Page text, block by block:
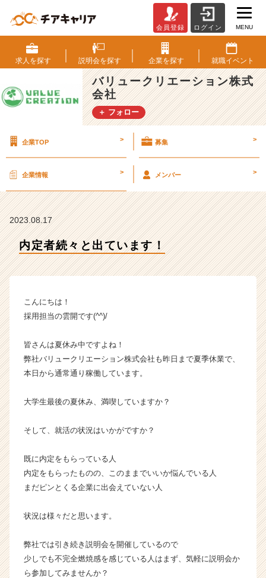
定
者
続々
と
出
て
い
【バ
ー
ー
シ
会
の
タ
イ
イ
|
ン
チ
ャ
ー・
長
業
か
ら
会員登録 ログイン MENU
求人を探す 説明会を探す 企業を探す 就職イベント
バリュークリエーション株式
会社
＋ フォロー
企業TOP > 募集 >
企業情報 > メンバー >
2023.08.17
内定者続々と出ています！
こんにちは！
採用担当の雲開です(^^)/
皆さんは夏休み中ですよね！
弊社バリュークリエーション株式会社も昨日まで夏季休業で、
本日から通常通り稼働しています。
大学生最後の夏休み、満喫していますか？
そして、就活の状況はいかがですか？
既に内定をもらっている人
内定をもらったものの、このままでいいか悩んでいる人
まだピンとくる企業に出会えていない人
状況は様々だと思います。
弊社では引き続き説明会を開催しているので
少しでも不完全燃焼感を感じている人はまず、気軽に説明会か
ら参加してみませんか？